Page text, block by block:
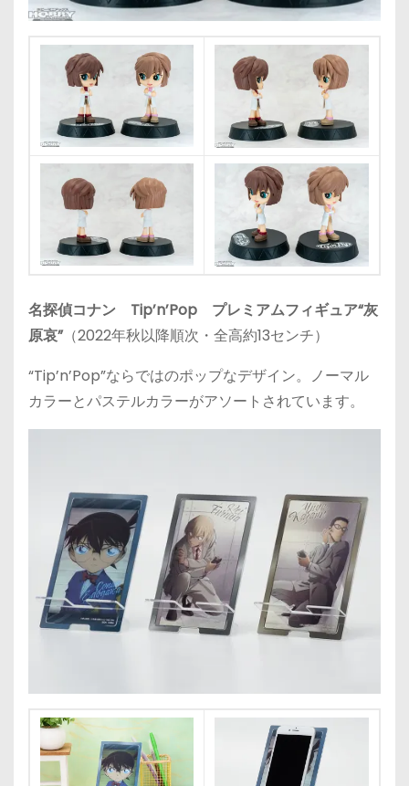
名探偵コナン Tip’n’Pop プレミアムフィギュア“灰
原哀”（2022年秋以降順次・全高約13センチ）
“Tip’n’Pop”ならではのポップなデザイン。ノーマル
カラーとパステルカラーがアソートされています。